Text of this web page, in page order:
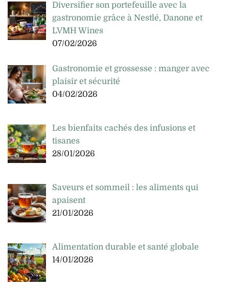
Diversifier son portefeuille avec la
gastronomie grâce à Nestlé, Danone et
LVMH Wines
07/02/2026
Gastronomie et grossesse : manger avec
plaisir et sécurité
04/02/2026
Les bienfaits cachés des infusions et
tisanes
28/01/2026
Saveurs et sommeil : les aliments qui
apaisent
21/01/2026
Alimentation durable et santé globale
14/01/2026